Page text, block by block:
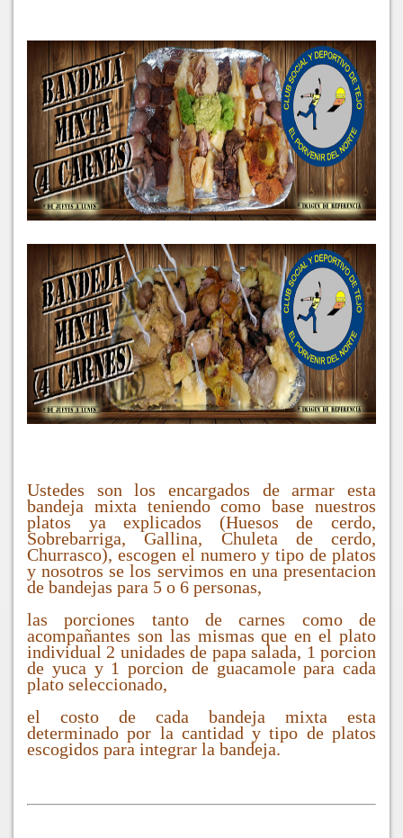
Ustedes son los encargados de armar esta
bandeja mixta teniendo como base nuestros
platos ya explicados (Huesos de cerdo,
Sobrebarriga, Gallina, Chuleta de cerdo,
Churrasco), escogen el numero y tipo de platos
y nosotros se los servimos en una presentacion
de bandejas para 5 o 6 personas,
las porciones tanto de carnes como de
acompañantes son las mismas que en el plato
individual 2 unidades de papa salada, 1 porcion
de yuca y 1 porcion de guacamole para cada
plato seleccionado,
el costo de cada bandeja mixta esta
determinado por la cantidad y tipo de platos
escogidos para integrar la bandeja.